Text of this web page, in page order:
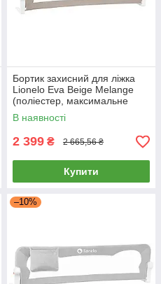
Бортик захисний для ліжка
Lionelo Eva Beige Melange
(поліестер, максимальне
навантаження 27кг) Бежевий
В наявності
2 399 ₴ 2 665,56 ₴
Купити
–10%